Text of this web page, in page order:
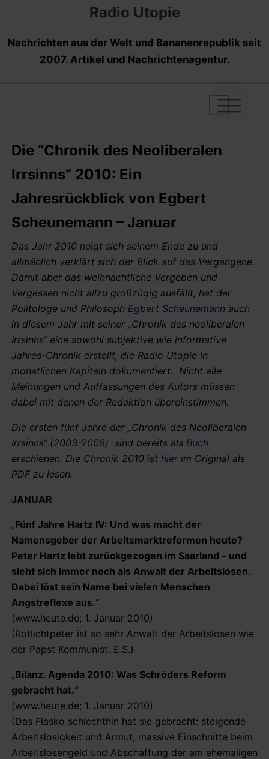
Radio Utopie
Nachrichten aus der Welt und Bananenrepublik seit
2007. Artikel und Nachrichtenagentur.
|
|
|
Die “Chronik des Neoliberalen
Irrsinns” 2010: Ein
Jahresrückblick von Egbert
Scheunemann – Januar
Das Jahr 2010 neigt sich seinem Ende zu und
allmählich verklärt sich der Blick auf das Vergangene.
Damit aber das weihnachtliche Vergeben und
Vergessen nicht allzu großzügig ausfällt, hat der
Politologe und Philosoph Egbert Scheunemann auch
in diesem Jahr mit seiner „Chronik des neoliberalen
Irrsinns“ eine sowohl subjektive wie informative
Jahres-Chronik erstellt, die Radio Utopie in
monatlichen Kapiteln dokumentiert. Nicht alle
Meinungen und Auffassungen des Autors müssen
dabei mit denen der Redaktion übereinstimmen.
Die ersten fünf Jahre der „Chronik des Neoliberalen
Irrsinns“ (2003-2008) sind bereits als Buch
erschienen. Die Chronik 2010 ist hier im Original als
PDF zu lesen.
JANUAR
„Fünf Jahre Hartz IV: Und was macht der
Namensgeber der Arbeitsmarktreformen heute?
Peter Hartz lebt zurückgezogen im Saarland – und
sieht sich immer noch als Anwalt der Arbeitslosen.
Dabei löst sein Name bei vielen Menschen
Angstreflexe aus.“
(www.heute.de; 1. Januar 2010)
(Rotlichtpeter ist so sehr Anwalt der Arbeitslosen wie
der Papst Kommunist. E.S.)
„Bilanz. Agenda 2010: Was Schröders Reform
gebracht hat.“
(www.heute.de; 1. Januar 2010)
(Das Fiasko schlechthin hat sie gebracht: steigende
Arbeitslosigkeit und Armut, massive Einschnitte beim
Arbeitslosengeld und Abschaffung der am ehemaligen